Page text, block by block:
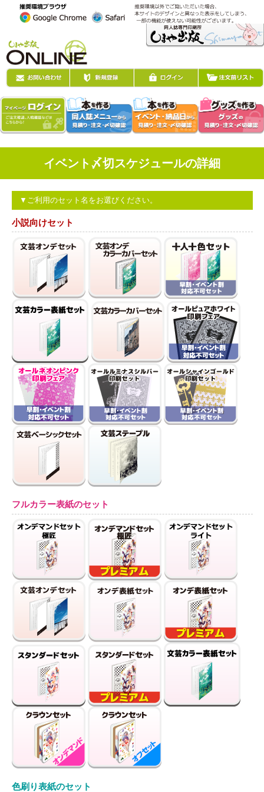
イベント〆切スケジュールの詳細
▼ご利用のセット名をお選びください。
小説向けセット
フルカラー表紙のセット
色刷り表紙のセット